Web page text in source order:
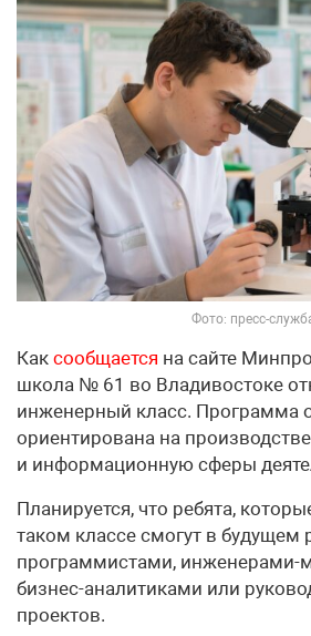
Фото: пресс-
Как сообщается на сайте
школа № 61 во Владивостоке
инженерный класс. Программа
ориентирована на
и информационную сферы
Планируется, что ребята,
таком классе смогут в будущем
программистами, инженерами-
бизнес-аналитиками или
проектов.